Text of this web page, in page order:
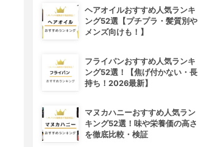
ヘアオイルおすすめ人気ランキ
ング52選【プチプラ・髪質別や
メンズ向けも！】
フライパンおすすめ人気ランキ
ング52選！【焦げ付かない・長
持ち！2026最新】
マヌカハニーおすすめ人気ラン
キング52選！味や栄養価の高さ
を徹底比較・検証